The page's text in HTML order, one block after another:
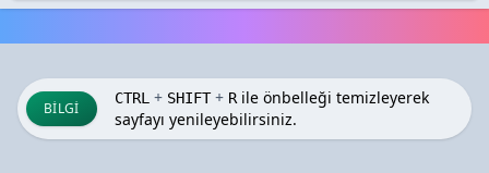
BILGI
CTRL + SHIFT + Rile önbelleği temizleyerek
sayfayı yenileyebilirsiniz.